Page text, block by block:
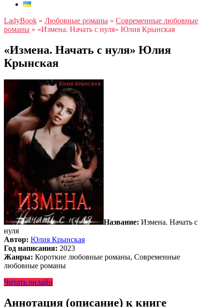
LadyBook » Любовные романы » Современные любовные
романы » «Измена. Начать с нуля» Юлия Крынская
«Измена. Начать с нуля» Юлия
Крынская
Название: Измена. Начать с
нуля
Автор: Юлия Крынская
Год написания: 2023
Жанры: Короткие любовные романы, Современные
любовные романы
Читать онлайн
Аннотация (описание) к книге